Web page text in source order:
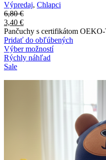
Výpredaj, Chlapci
6,80€
3,40 €
Pančuchy s certifikátom
Pridať do obľúbených
Výber možností
Rýchly náhľad
Sale